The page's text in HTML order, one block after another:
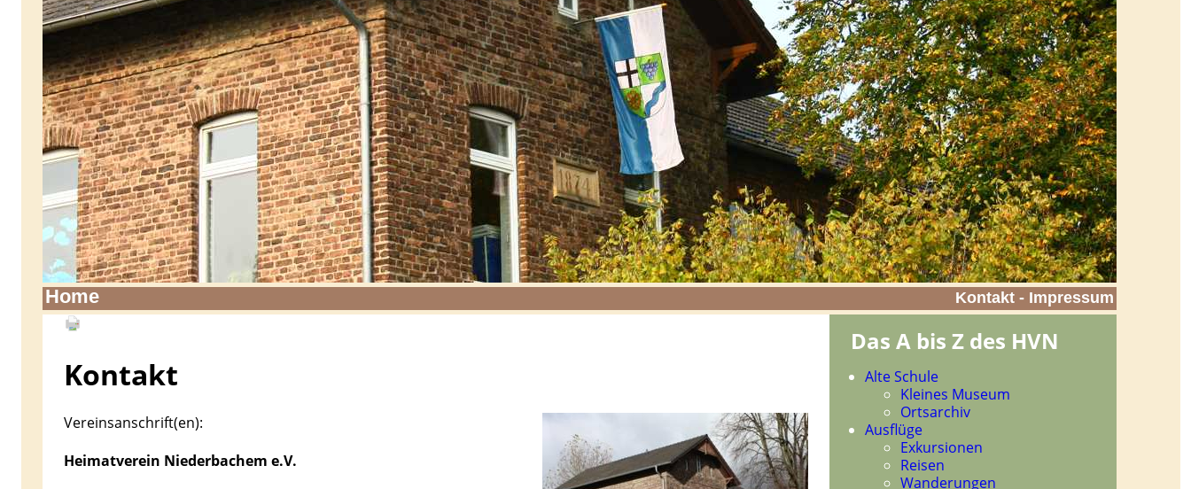
Home Kontakt - Impressum
Kontakt
Vereinsanschrift(en):
Heimatverein Niederbachem e.V.
Das A bis Z des HVN
Navigation
überspringen
Alte Schule
Kleines Museum
Ortsarchiv
Ausflüge
Exkursionen
Reisen
Wanderungen